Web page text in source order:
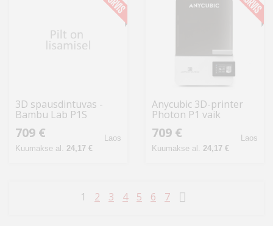
3D spausdintuvas -
Bambu Lab P1S
709 €
Kuumakse al. 24,17 €
Laos
Anycubic 3D-printer
Photon P1 vaik
709 €
Kuumakse al. 24,17 €
Laos
1 2 3 4 5 6 7